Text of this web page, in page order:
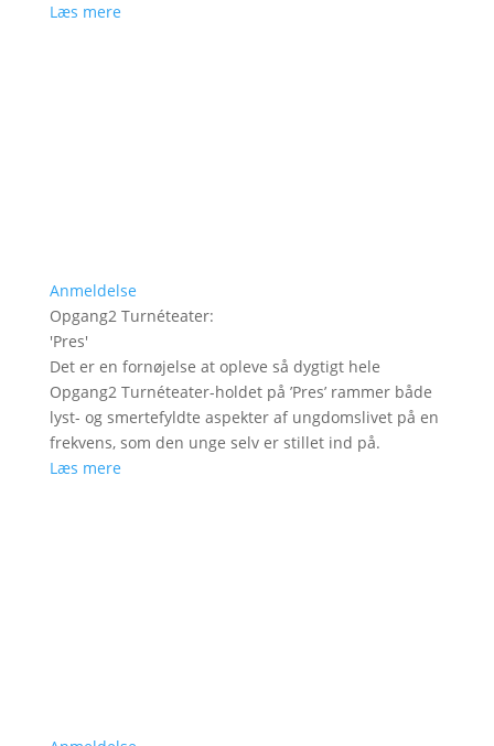
Læs mere
Anmeldelse
Opgang2 Turnéteater:
'Pres'
Det er en fornøjelse at opleve så dygtigt hele
Opgang2 Turnéteater-holdet på ’Pres’ rammer både
lyst- og smertefyldte aspekter af ungdomslivet på en
frekvens, som den unge selv er stillet ind på.
Læs mere